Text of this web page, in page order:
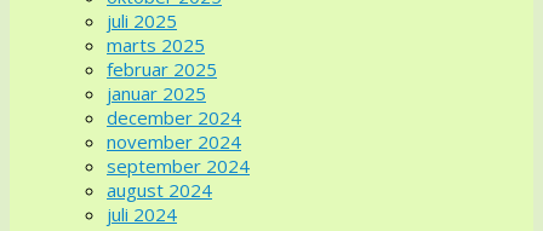
juli 2025
marts 2025
februar 2025
januar 2025
december 2024
november 2024
september 2024
august 2024
juli 2024